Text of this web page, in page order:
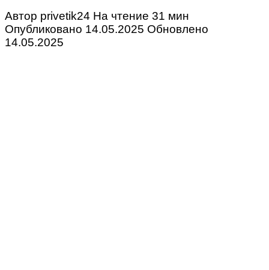
Автор privetik24 На чтение 31 мин
Опубликовано 14.05.2025 Обновлено
14.05.2025